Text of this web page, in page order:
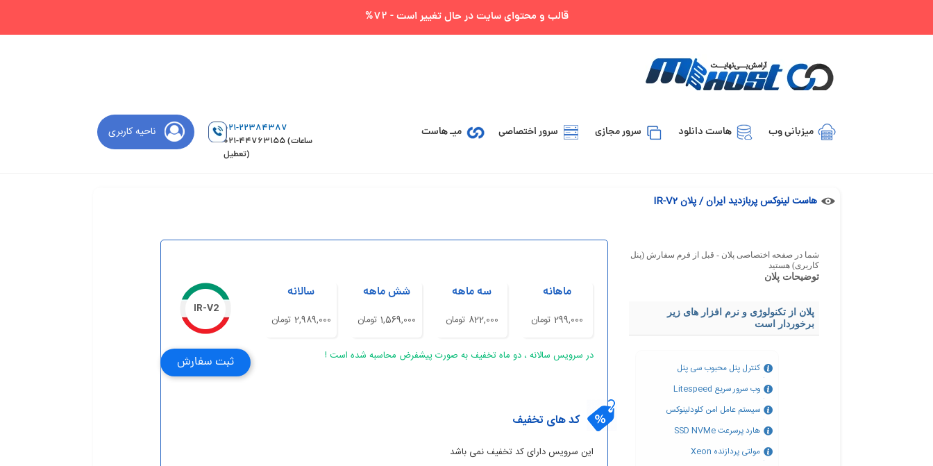
قالب و محتوای سایت در حال تغییر است - 72%
میزبانی وب هاست دانلود سرور مجازی سرور اختصاصی میـ هاست
021-22384387
021-44763155 (ساعات
تعطیل)
ناحیه کاربری
هاست لینوکس پربازدید ایران / پلان IR-V2
شما در صفحه اختصاصی پلان - قبل از فرم سفارش (پنل
کاربری) هستید
توضیحات پلان
پلان از تکنولوژی و نرم افزار های زیر
برخوردار است
کنترل پنل محبوب سی پنل
وب سرور سریع Litespeed
سیستم عامل امن کلودلینوکس
هارد پرسرعت SSD NVMe
مولتی پردازنده Xeon
ماهانه
299,000 تومان
سه ماهه
822,000 تومان
شش ماهه
1,569,000 تومان
سالانه
2,989,000 تومان
در سرویس سالانه ، دو ماه تخفیف به صورت پیشفرض محاسبه شده است !
IR-V2
ثبت سفارش
کد های تخفیف
این سرویس دارای کد تخفیف نمی باشد